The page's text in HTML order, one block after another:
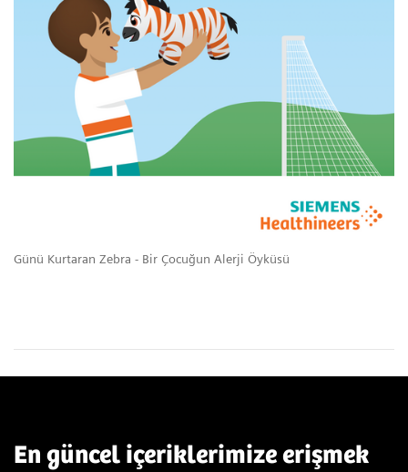
Günü Kurtaran Zebra - Bir Çocuğun Alerji Öyküsü
En güncel içeriklerimize erişmek